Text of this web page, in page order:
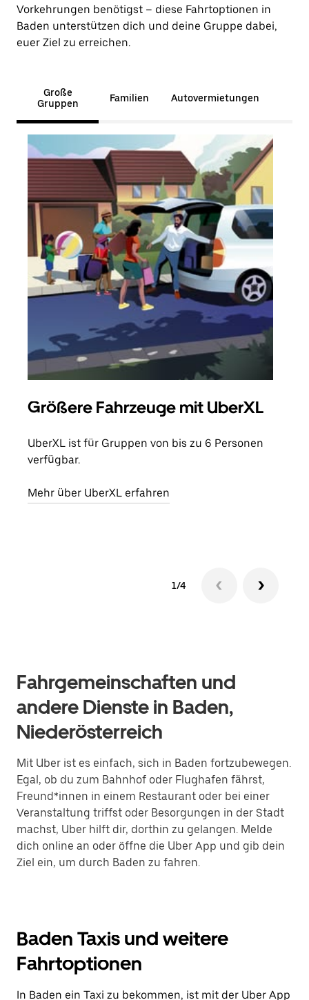
Vorkehrungen benötigst – diese Fahrtoptionen in
Baden unterstützen dich und deine Gruppe dabei,
euer Ziel zu erreichen.
Große
Gruppen
Familien Autovermietungen
Größere Fahrzeuge mit UberXL
UberXL ist für Gruppen von bis zu 6 Personen
verfügbar.
Mehr über UberXL erfahren
1/4
Fahrgemeinschaften und
andere Dienste in Baden,
Niederösterreich
Mit Uber ist es einfach, sich in Baden fortzubewegen.
Egal, ob du zum Bahnhof oder Flughafen fährst,
Freund*innen in einem Restaurant oder bei einer
Veranstaltung triffst oder Besorgungen in der Stadt
machst, Uber hilft dir, dorthin zu gelangen. Melde
dich online an oder öffne die Uber App und gib dein
Ziel ein, um durch Baden zu fahren.
Baden Taxis und weitere
Fahrtoptionen
In Baden ein Taxi zu bekommen, ist mit der Uber App